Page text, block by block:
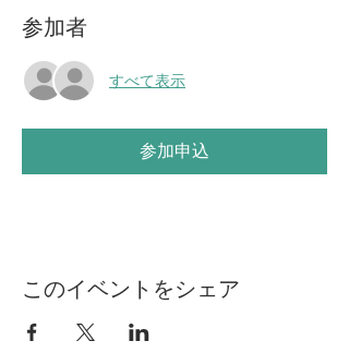
参加者
すべて表示
参加申込
このイベントをシェア